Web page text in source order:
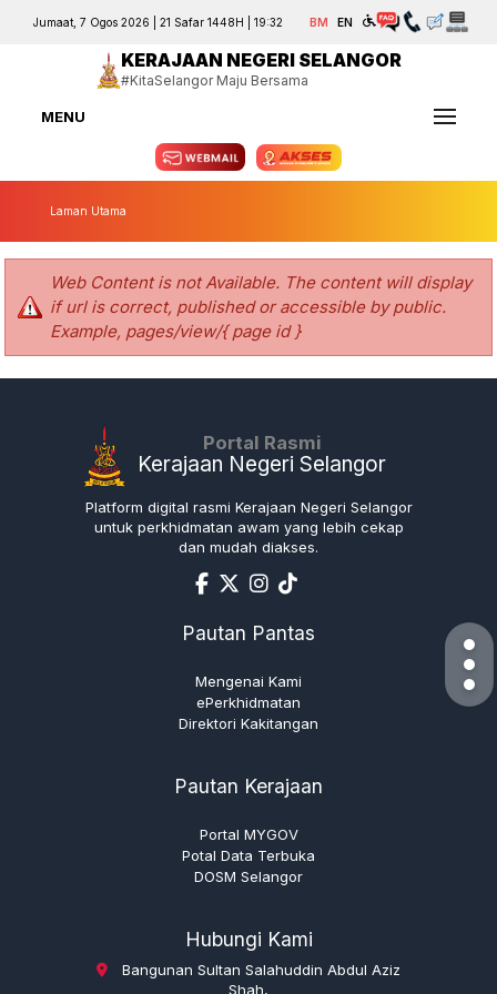
Jumaat, 7 Ogos 2026 | 21 Safar 1448H | 19:32 BM EN
KERAJAAN NEGERI SELANGOR
#KitaSelangor Maju Bersama
MENU
Laman Utama
Web Content is not Available. The content will display
if url is correct, published or accessible by public.
Example, pages/view/{ page id }
Portal Rasmi
Kerajaan Negeri Selangor
Platform digital rasmi Kerajaan Negeri Selangor
untuk perkhidmatan awam yang lebih cekap
dan mudah diakses.
Pautan Pantas
Mengenai Kami
ePerkhidmatan
Direktori Kakitangan
Pautan Kerajaan
Portal MYGOV
Potal Data Terbuka
DOSM Selangor
Hubungi Kami
Bangunan Sultan Salahuddin Abdul Aziz
Shah,